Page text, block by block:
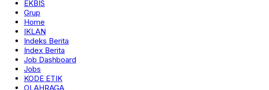
EKBIS
Grup
Home
IKLAN
Indeks Berita
Index Berita
Job Dashboard
Jobs
KODE ETIK
OLAHRAGA